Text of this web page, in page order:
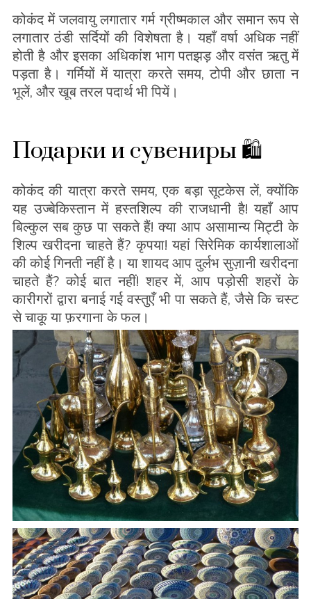
कोकंद में जलवायु लगातार गर्म ग्रीष्मकाल और समान रूप से
लगातार ठंडी सर्दियों की विशेषता है। यहाँ वर्षा अधिक नहीं
होती है और इसका अधिकांश भाग पतझड़ और वसंत ऋतु में
पड़ता है। गर्मियों में यात्रा करते समय, टोपी और छाता न
भूलें, और खूब तरल पदार्थ भी पियें।
Подарки и сувениры 🛍
कोकंद की यात्रा करते समय, एक बड़ा सूटकेस लें, क्योंकि
यह उज्बेकिस्तान में हस्तशिल्प की राजधानी है! यहाँ आप
बिल्कुल सब कुछ पा सकते हैं! क्या आप असामान्य मिट्टी के
शिल्प खरीदना चाहते हैं? कृपया! यहां सिरेमिक कार्यशालाओं
की कोई गिनती नहीं है। या शायद आप दुर्लभ सुज़ानी खरीदना
चाहते हैं? कोई बात नहीं! शहर में, आप पड़ोसी शहरों के
कारीगरों द्वारा बनाई गई वस्तुएँ भी पा सकते हैं, जैसे कि चस्ट
से चाकू या फ़रगाना के फल।